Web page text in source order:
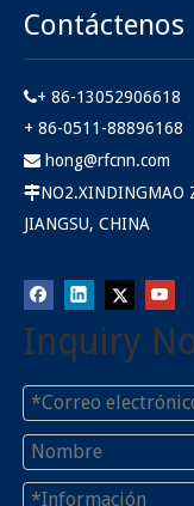
Contáctenos
+ 86-13052906618
+ 86-0511-88896168
 hong@rfcnn.com
NO2.XINDINGMAO
JIANGSU, CHINA
Inquiry